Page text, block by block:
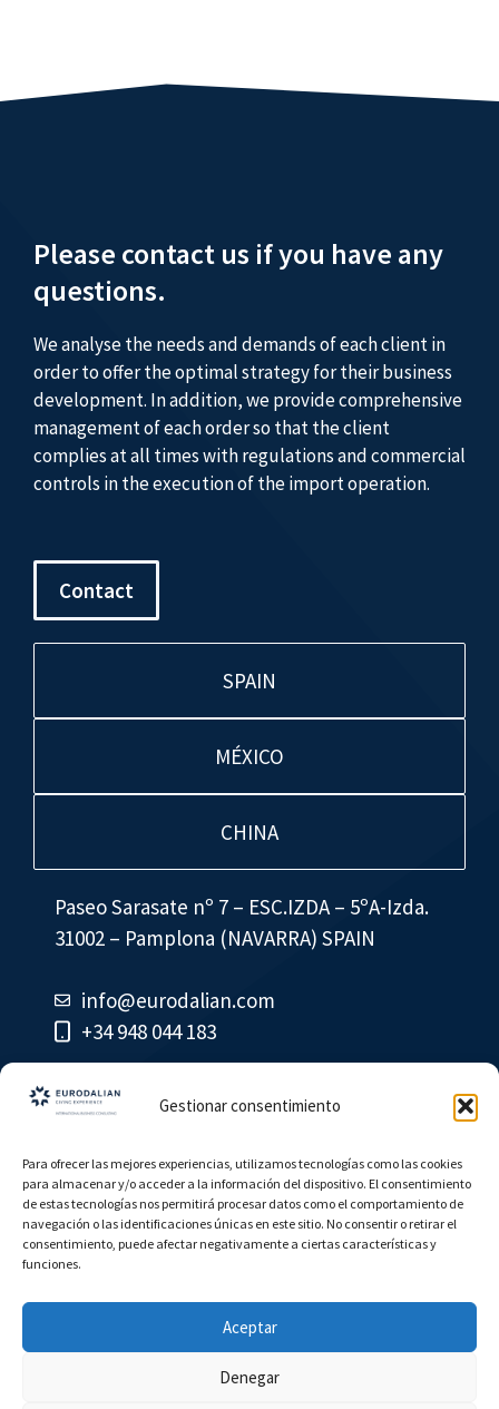
Gestionar consentimiento
Para ofrecer las mejores experiencias, utilizamos tecnologías como las cookies
para almacenar y/o acceder a la información del dispositivo. El consentimiento
de estas tecnologías nos permitirá procesar datos como el comportamiento de
navegación o las identificaciones únicas en este sitio. No consentir o retirar el
consentimiento, puede afectar negativamente a ciertas características y
funciones.
Aceptar
Denegar
Please contact us if you have any
questions.
We analyse the needs and demands of each client in
order to offer the optimal strategy for their business
development. In addition, we provide comprehensive
management of each order so that the client
complies at all times with regulations and commercial
controls in the execution of the import operation.
Contact
SPAIN
MÉXICO
CHINA
Paseo Sarasate nº 7 – ESC.IZDA – 5ºA-Izda.
31002 – Pamplona (NAVARRA) SPAIN
info@eurodalian.com
+34 948 044 183
© Eurodalian
Cookie Policy